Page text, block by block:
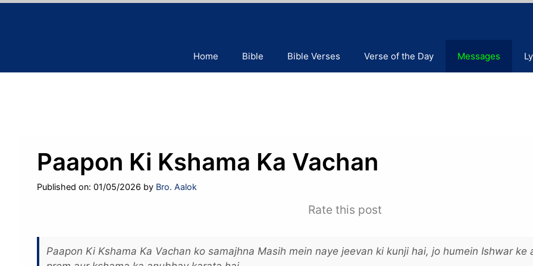
Home Bible Bible Verses Verse of the Day Messages
Paapon Ki Kshama Ka Vachan
Published on: 01/05/2026 by Bro. Aalok
Rate this post
Paapon Ki Kshama Ka Vachan ko samajhna Masih mein naye jeevan ki kunji hai, jo humein Ishwar ke